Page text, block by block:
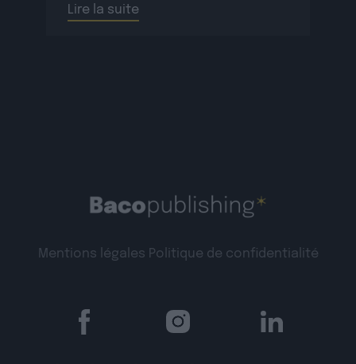
Lire la suite
Mentions légales Politique de confidentialité